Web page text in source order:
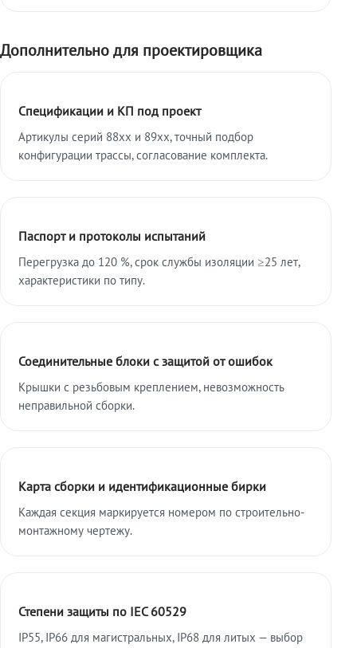
Дополнительно для проектировщика
Спецификации и КП под проект
Артикулы серий 88xx и 89xx, точный подбор
конфигурации трассы, согласование комплекта.
Паспорт и протоколы испытаний
Перегрузка до 120 %, срок службы изоляции ≥25 лет,
характеристики по типу.
Соединительные блоки с защитой от ошибок
Крышки с резьбовым креплением, невозможность
неправильной сборки.
Карта сборки и идентификационные бирки
Каждая секция маркируется номером по строительно-
монтажному чертежу.
Степени защиты по IEC 60529
IP55, IP66 для магистральных, IP68 для литых — выбор